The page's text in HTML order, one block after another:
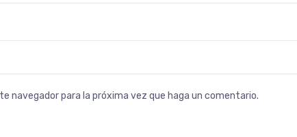
navegador para la próxima vez que haga un comentario.